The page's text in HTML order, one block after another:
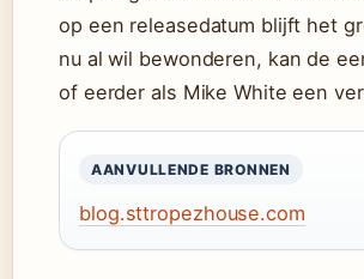
op een releasedatum blijft het
nu al wil bewonderen, kan de
of eerder als Mike White een
AANVULLENDE BRONNEN
blog.sttropezhouse.com